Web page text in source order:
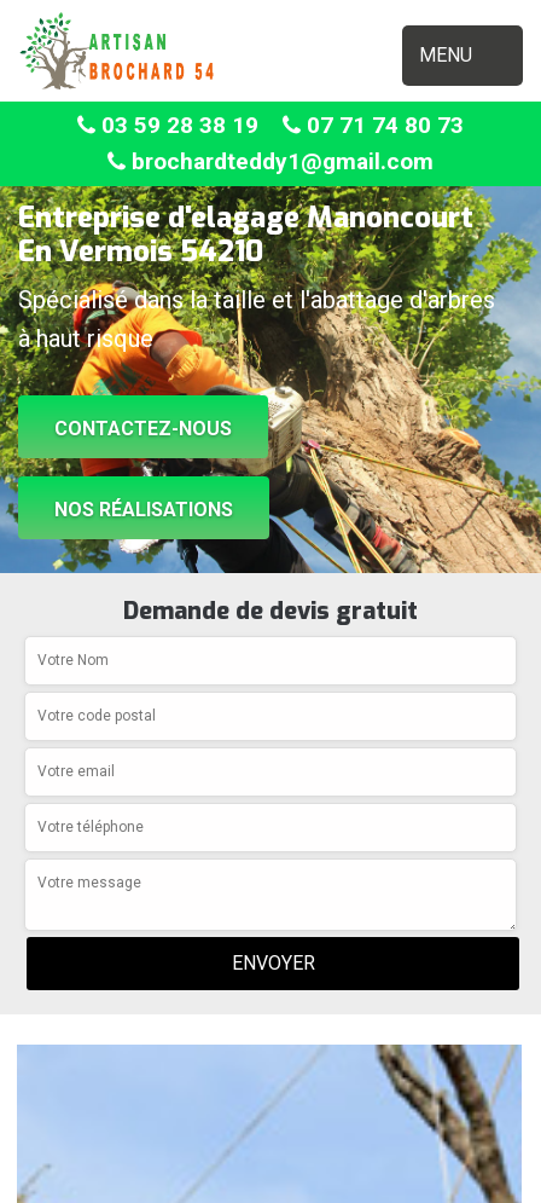
MENU
03 59 28 38 19
07 71 74 80 73
brochardteddy1@gmail.com
Entreprise d'elagage Manoncourt
En Vermois 54210
Spécialisé dans la taille et l'abattage d'arbres
à haut risque
CONTACTEZ-NOUS
NOS RÉALISATIONS
Demande de devis gratuit